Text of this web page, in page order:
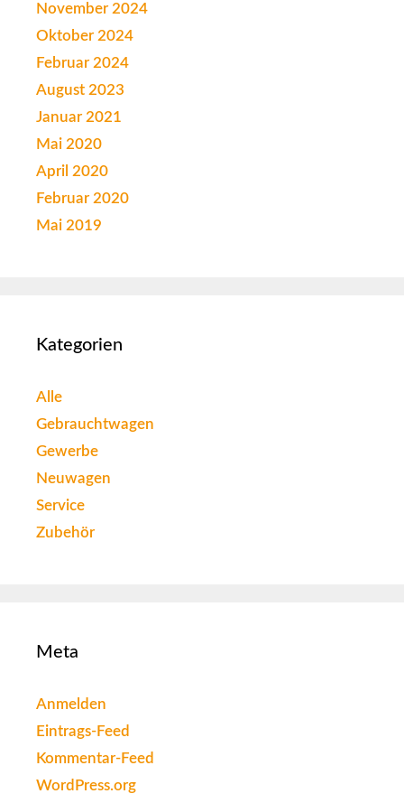
November 2024
Oktober 2024
Februar 2024
August 2023
Januar 2021
Mai 2020
April 2020
Februar 2020
Mai 2019
Kategorien
Alle
Gebrauchtwagen
Gewerbe
Neuwagen
Service
Zubehör
Meta
Anmelden
Eintrags-Feed
Kommentar-Feed
WordPress.org